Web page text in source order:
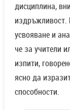
дисциплина,
издръжливост.
усвояване и
че за учители
изпити,
ясно да
способности.